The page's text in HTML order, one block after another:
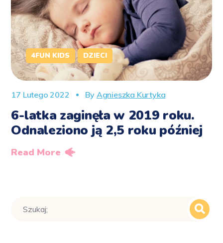
4FUN KIDS DZIECI
17 Lutego 2022 By Agnieszka Kurtyka
6-latka zaginęła w 2019 roku.
Odnaleziono ją 2,5 roku później
Read More